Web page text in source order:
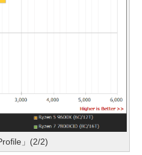
」(2/2)